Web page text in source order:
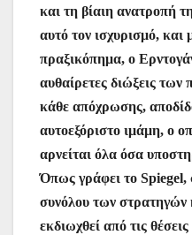
και τη βίαιη ανατροπή
αυτό τον ισχυρισμό,
πραξικόπημα, ο
αυθαίρετες διώξεις των
κάθε απόχρωσης,
αυτοεξόριστο ιμάμη, ο
αρνείται όλα όσα
Όπως γράφει το Spiegel,
συνόλου των στρατηγών
εκδιωχθεί από τις